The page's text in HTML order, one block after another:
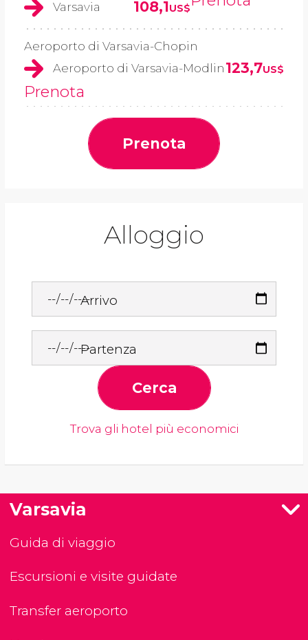
Varsavia
108,1US$
Aeroporto di Varsavia-Chopin
Aeroporto di Varsavia-Modlin 123,7US$
Prenota
Prenota
Alloggio
Arrivo
Partenza
Cerca
Trova gli hotel più economici
Varsavia
Guida di viaggio
Escursioni e visite guidate
Transfer aeroporto